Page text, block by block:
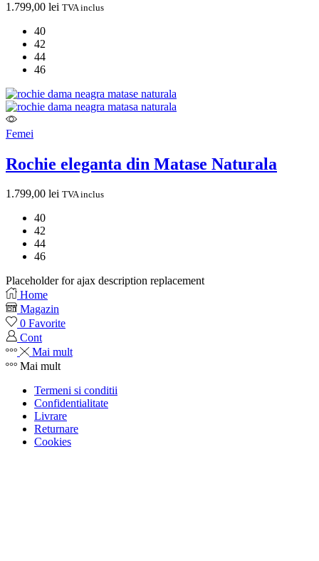
1.799,00 lei TVA inclus
40
42
44
46
Femei
Rochie eleganta din Matase Naturala
1.799,00 lei TVA inclus
40
42
44
46
Placeholder for ajax description replacement
Home
Magazin
0 Favorite
Cont
Mai mult
Mai mult
Termeni si conditii
Confidentialitate
Livrare
Returnare
Cookies